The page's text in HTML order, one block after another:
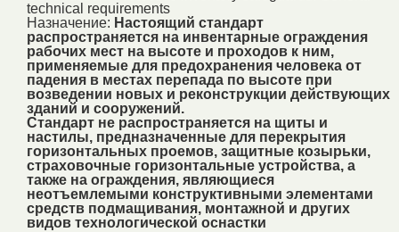
technical requirements
Назначение: Настоящий стандарт
распространяется на инвентарные ограждения
рабочих мест на высоте и проходов к ним,
применяемые для предохранения человека от
падения в местах перепада по высоте при
возведении новых и реконструкции действующих
зданий и сооружений.
Стандарт не распространяется на щиты и
настилы, предназначенные для перекрытия
горизонтальных проемов, защитные козырьки,
страховочные горизонтальные устройства, а
также на ограждения, являющиеся
неотъемлемыми конструктивными элементами
средств подмащивания, монтажной и других
видов технологической оснастки